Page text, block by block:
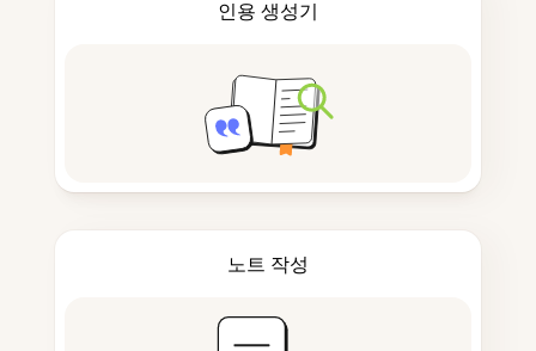
인용 생성기
노트 작성